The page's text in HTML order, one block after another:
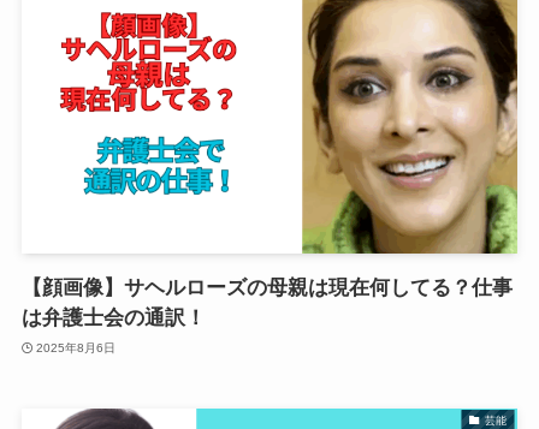
【顔画像】サヘルローズの母親は現在何してる？仕事
は弁護士会の通訳！
2025年8月6日
芸能